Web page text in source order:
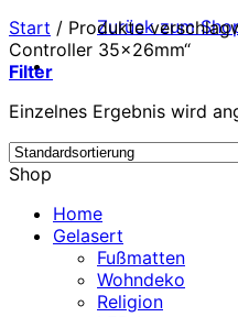
Zurück zum
Start / Produkte
Controller 35x26mm“
Filter
Einzelnes Ergebnis wird
Shop
Home
Gelasert
Fußmatten
Wohndeko
Religion